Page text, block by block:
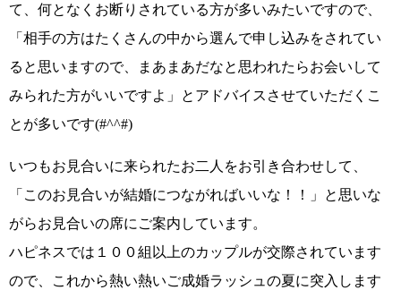
て、何となくお断りされている方が多いみたいですので、
「相手の方はたくさんの中から選んで申し込みをされてい
ると思いますので、まあまあだなと思われたらお会いして
みられた方がいいですよ」
とアドバイスさせていただくこ
とが多いです(#^^#)
いつもお見合いに来られたお二人をお引き合わせして、
「このお見合いが結婚につながればいいな！！」
と思いな
がらお見合いの席にご案内しています。
ハピネスでは１００組以上のカップルが交際されています
ので、これから熱い熱いご成婚ラッシュの夏に突入します